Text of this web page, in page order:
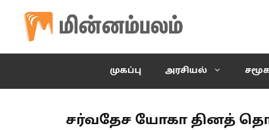
content
முகப்பு அரசியல்
சர்வதேச யோகா தினத்